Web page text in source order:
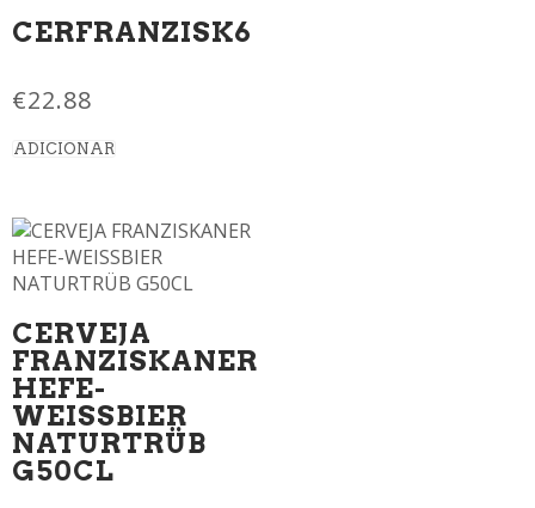
CERFRANZISK6
€22.88
ADICIONAR
CERVEJA
FRANZISKANER
HEFE-
WEISSBIER
NATURTRÜB
G50CL